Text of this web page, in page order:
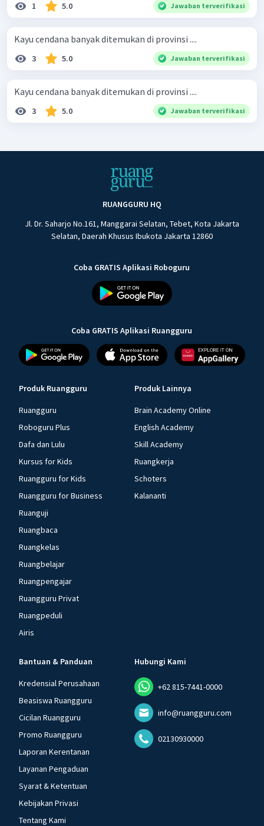
1 5.0 Jawaban terverifikasi
Kayu cendana banyak ditemukan di provinsi ....
3 5.0 Jawaban terverifikasi
Kayu cendana banyak ditemukan di provinsi ....
3 5.0 Jawaban terverifikasi
RUANGGURU HQ
Jl. Dr. Saharjo No.161, Manggarai Selatan, Tebet, Kota Jakarta
Selatan, Daerah Khusus Ibukota Jakarta 12860
Coba GRATIS Aplikasi Roboguru
Coba GRATIS Aplikasi Ruangguru
Produk Ruangguru
Ruangguru
Roboguru Plus
Dafa dan Lulu
Kursus for Kids
Ruangguru for Kids
Ruangguru for Business
Ruanguji
Ruangbaca
Ruangkelas
Ruangbelajar
Ruangpengajar
Ruangguru Privat
Ruangpeduli
Airis
Produk Lainnya
Brain Academy Online
English Academy
Skill Academy
Ruangkerja
Schoters
Kalananti
Bantuan & Panduan
Kredensial Perusahaan
Beasiswa Ruangguru
Cicilan Ruangguru
Promo Ruangguru
Laporan Kerentanan
Layanan Pengaduan
Syarat & Ketentuan
Kebijakan Privasi
Tentang Kami
Hubungi Kami
+62 815-7441-0000
info@ruangguru.com
02130930000